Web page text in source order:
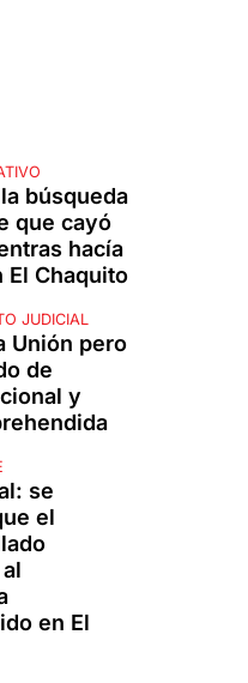
búsqueda
que cayó
hacía
El Chaquito
JUDICIAL
Unión pero
de
y
se
el
en El